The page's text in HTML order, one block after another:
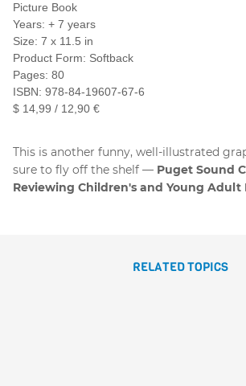
Picture Book
Years: + 7 years
Size: 7 x 11.5 in
Product Form: Softback
Pages: 80
ISBN: 978-84-19607-67-6
$ 14,99 / 12,90 €
This is another funny, well-illustrated
sure to fly off the shelf
Puget Sound
Reviewing Children's and Young Adult
RELATED TOPICS